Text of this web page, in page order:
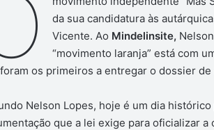
da sua candidatura às
Vicente. Ao Mindelinsite,
“movimento laranja” está com
os primeiros a entregar o dossier
Nelson Lopes, hoje é um dia
que a lei exige para oficializar